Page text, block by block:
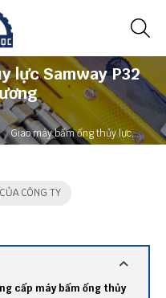
lực Samway P32
Giao máy bấm ống thủy lực
CÔNG TY
cấp máy bấm ống thủy